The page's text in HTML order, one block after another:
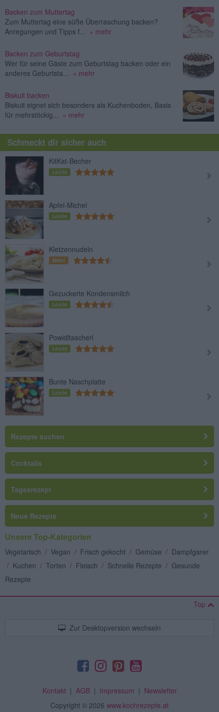
Backen zum Muttertag
Zum Muttertag eine süße Überraschung backen?
Anregungen und Tipps f...
» mehr
Backen zum Geburtstag
Wer für seine Gäste zum Geburtstag backen oder ein
anderes Geburtsta...
» mehr
Biskuit backen
Biskuit eignet sich besonders als Kuchenboden, Basis
für mehrstöckig...
» mehr
Schmeckt dir sicher auch
KitKat-Becher
Leicht
Apfel-Michel
Leicht
Kletzennudeln
Mittel
Gezuckerte Kondensmilch
Leicht
Powidltascherl
Leicht
Bunte Naschplatte
Leicht
Rezepte suchen
Cocktails
Tagesrezept
Neue Rezepte
Unsere Top-Kategorien
Vegetarisch / Vegan / Frisch gekocht / Gemüse / Dampfgarer
/ Kuchen / Torten / Fleisch / Schnelle Rezepte / Gesunde
Rezepte
Top
Zur Desktopversion wechseln
Kontakt| AGB| Impressum | Newsletter
Copyright © 2026 www.kochrezepte.at